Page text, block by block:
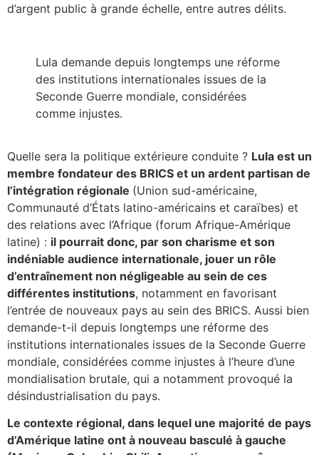
d’argent public à grande échelle, entre autres délits.
Lula demande depuis longtemps une réforme
des institutions internationales issues de la
Seconde Guerre mondiale, considérées
comme injustes.
Quelle sera la politique extérieure conduite ? Lula est un
membre fondateur des BRICS et un ardent partisan de
l’intégration régionale (Union sud-américaine,
Communauté d’États latino-américains et caraïbes) et
des relations avec l’Afrique (forum Afrique-Amérique
latine) : il pourrait donc, par son charisme et son
indéniable audience internationale, jouer un rôle
d’entraînement non négligeable au sein de ces
différentes institutions, notamment en favorisant
l’entrée de nouveaux pays au sein des BRICS. Aussi bien
demande-t-il depuis longtemps une réforme des
institutions internationales issues de la Seconde Guerre
mondiale, considérées comme injustes à l’heure d’une
mondialisation brutale, qui a notamment provoqué la
désindustrialisation du pays.
Le contexte régional, dans lequel une majorité de pays
d’Amérique latine ont à nouveau basculé à gauche